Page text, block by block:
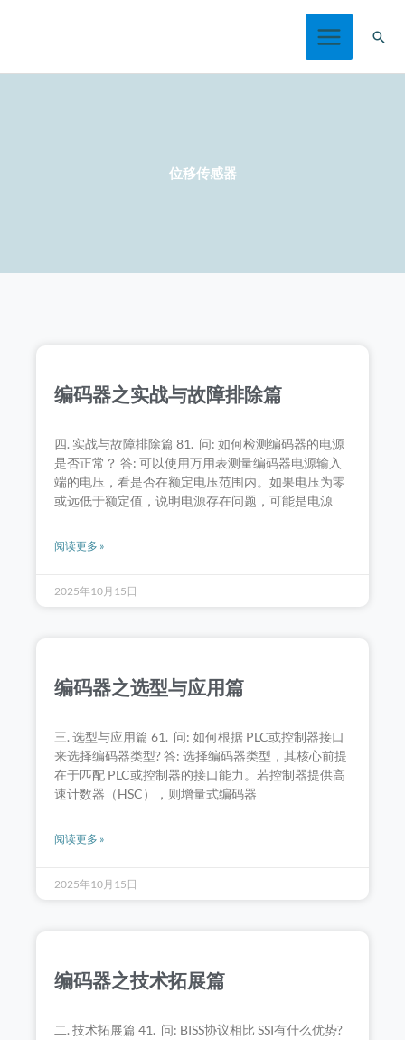
搜
位移传感器
编码器之实战与故障排除篇
四. 实战与故障排除篇 81. 问: 如何检测编码器的电源
是否正常？ 答: 可以使用万用表测量编码器电源输入
端的电压，看是否在额定电压范围内。如果电压为零
或远低于额定值，说明电源存在问题，可能是电源
阅读更多 »
2025年10月15日
编码器之选型与应用篇
三. 选型与应用篇 61. 问: 如何根据 PLC或控制器接口
来选择编码器类型? 答: 选择编码器类型，其核心前提
在于匹配 PLC或控制器的接口能力。若控制器提供高
速计数器（HSC），则增量式编码器
阅读更多 »
2025年10月15日
编码器之技术拓展篇
二. 技术拓展篇 41. 问: BISS协议相比 SSI有什么优势?